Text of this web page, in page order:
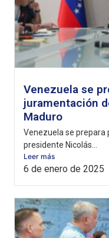
Venezuela se
juramentación
Maduro
Venezuela se prepara
presidente Nicolás...
Leer más
6 de enero de 2025